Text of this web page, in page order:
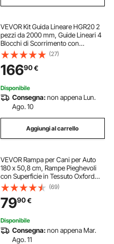
VEVOR Kit Guida Lineare HGR20 2
pezzi da 2000 mm, Guide Lineari 4
Blocchi di Scorrimento con
Cuscinetti, Kit Antiruggine per Fai
da te, Router CNC, Torni, Fresatrici,
Stampanti 3D
(27)
16690€
Disponibile
Consegna:non appena Lun.
Ago. 10
Aggiungi al carrello
VEVOR Rampa per Cani per Auto
180 x 50,8 cm, Rampe Pieghevoli
con Superficie in Tessuto Oxford
Antiscivolo per Animali Domestici di
Taglia Media e Grande Fino a 113
kg, per SUV e Camion
(69)
7990€
Disponibile
Consegna:non appena Mar.
Ago. 11